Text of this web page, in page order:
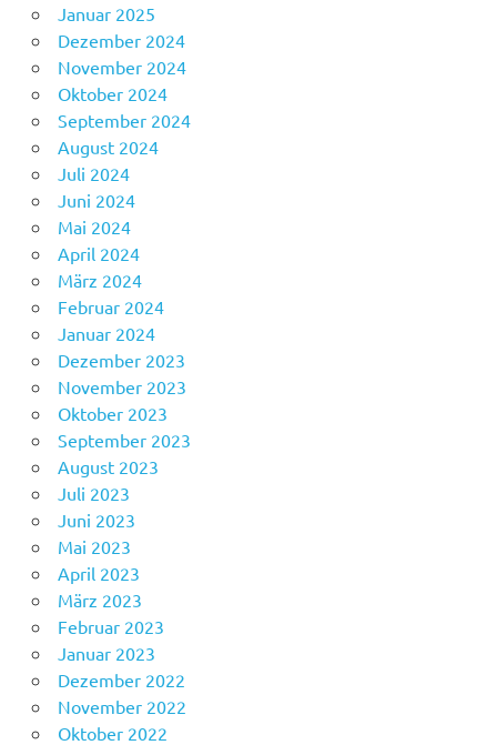
Januar 2025
Dezember 2024
November 2024
Oktober 2024
September 2024
August 2024
Juli 2024
Juni 2024
Mai 2024
April 2024
März 2024
Februar 2024
Januar 2024
Dezember 2023
November 2023
Oktober 2023
September 2023
August 2023
Juli 2023
Juni 2023
Mai 2023
April 2023
März 2023
Februar 2023
Januar 2023
Dezember 2022
November 2022
Oktober 2022